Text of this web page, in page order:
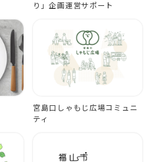
り」企画運営サポート
宮島口しゃもじ広場コミュニ
ティ